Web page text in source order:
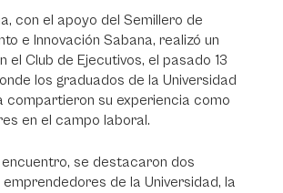
con el apoyo del Semillero de
e Innovación Sabana, realizó un
el Club de Ejecutivos, el pasado 13
los graduados de la Universidad
compartieron su experiencia como
en el campo laboral.
se destacaron dos
de la Universidad, la